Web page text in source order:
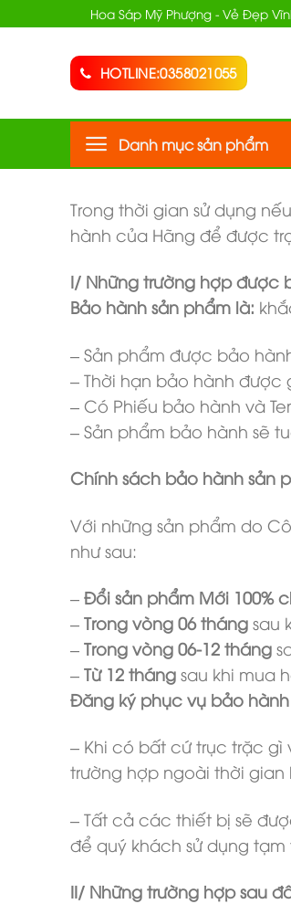
Hoa Sáp Mỹ Phượng - Vẻ Đẹp
HOTLINE:0358021055
Danh mục sản phẩm
Trong thời gian sử dụng
hành của Hãng để được
I/ Những trường hợp được
Bảo hành sản phẩm là:
– Sản phẩm được bảo
– Thời hạn bảo hành được
– Có Phiếu bảo hành và
– Sản phẩm bảo hành sẽ
Chính sách bảo hành sản
Với những sản phẩm do
như sau:
– Đổi sản phẩm Mới 100%
– Trong vòng 06 tháng sau
– Trong vòng 06-12 tháng
– Từ 12 tháng sau khi mua
Đăng ký phục vụ bảo
– Khi có bất cứ trục trặc gì
trường hợp ngoài thời
– Tất cả các thiết bị sẽ
để quý khách sử dụng tạm
II/ Những trường hợp sau